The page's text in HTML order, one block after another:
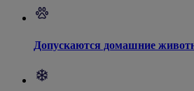
Допускаются домашние